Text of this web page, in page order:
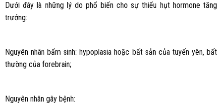
Dưới đây là những lý do phổ biến cho sự thiếu hụt hormone tăng
trưởng:
Nguyên nhân bẩm sinh: hypoplasia hoặc bất sản của tuyến yên, bất
thường của forebrain;
Nguyên nhân gây bệnh: